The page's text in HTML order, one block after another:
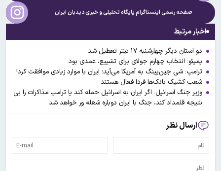
صفحه رسمی اینستاگرام پایگاه تحلیلی و خبریدیدبان ایران
اخبار مرتبط
دو استان دیگر چهارشنبه ۱۷ تیتر تعطیل شد
پمپئو: انتخاب چهارم جولای برای تشییع، عمدی بود
ترامپ: شی جین‌پینگ به آمریکا می‌آید؛ ایران با موارد زیادی موافقت کرد!
شعب کشیک بانک‌ها فردا فعال هستند
وزیر جنگ اسرائیل: اگر ایران به اسرائیل حمله کند یا ترامپ مذاکرات را بی
نتیجه قلمداد کند، جنگ با ایران دوباره شعله ور خواهد شد
ارسال نظر